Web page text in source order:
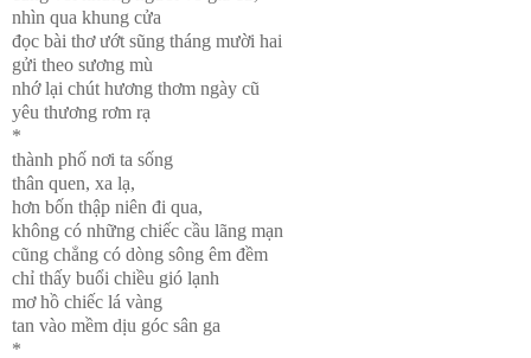
nhìn qua khung cửa
đọc bài thơ ướt sũng tháng mười hai
gửi theo sương mù
nhớ lại chút hương thơm ngày cũ
yêu thương rơm rạ
*
thành phố nơi ta sống
thân quen, xa lạ,
hơn bốn thập niên đi qua,
không có những chiếc cầu lãng mạn
cũng chẳng có dòng sông êm đềm
chỉ thấy buổi chiều gió lạnh
mơ hồ chiếc lá vàng
tan vào mềm dịu góc sân ga
*